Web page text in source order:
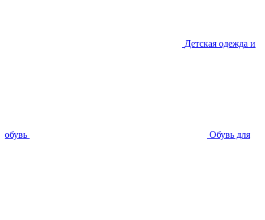
Детская одежда и
обувь Обувь для